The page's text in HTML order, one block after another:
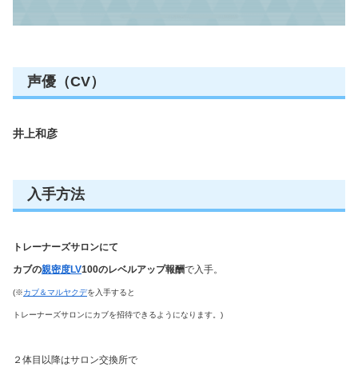
声優（CV）
井上和彦
入手方法
トレーナーズサロンにて
カブの親密度LV100のレベルアップ報酬で入手。
(※カブ＆マルヤクデを入手すると
トレーナーズサロンにカブを招待できるようになります。)
２体目以降はサロン交換所で